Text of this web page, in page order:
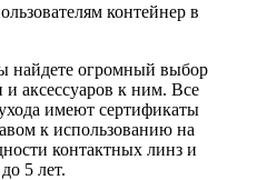
контейнер в
найдете огромный выбор
и аксессуаров к ним. Все
имеют сертификаты
к использованию на
контактных линз и
5 лет.